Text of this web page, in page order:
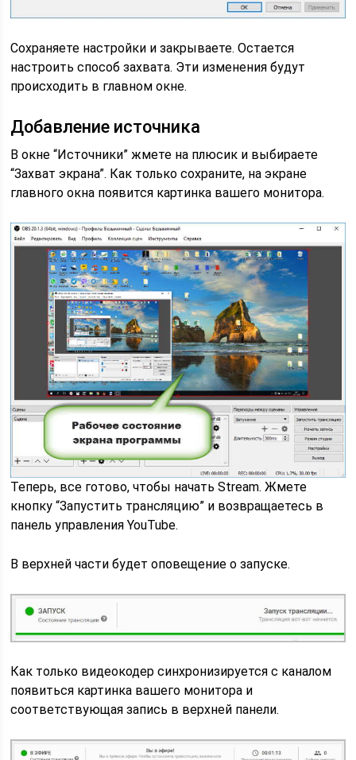
Сохраняете настройки и закрываете. Остается
настроить способ захвата. Эти изменения будут
происходить в главном окне.
Добавление источника
В окне “Источники” жмете на плюсик и выбираете
“Захват экрана”. Как только сохраните, на экране
главного окна появится картинка вашего монитора.
Теперь, все готово, чтобы начать Stream. Жмете
кнопку “Запустить трансляцию” и возвращаетесь в
панель управления YouTube.
В верхней части будет оповещение о запуске.
Как только видеокодер синхронизируется с каналом
появиться картинка вашего монитора и
соответствующая запись в верхней панели.